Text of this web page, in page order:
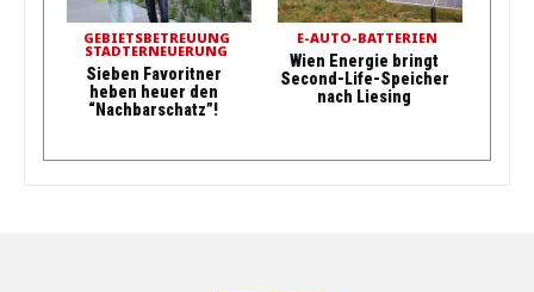
GEBIETSBETREUUNG
STADTERNEUERUNG
Sieben Favoritner
heben heuer den
“Nachbarschatz”!
E-AUTO-BATTERIEN
Wien Energie bringt
Second-Life-Speicher
nach Liesing